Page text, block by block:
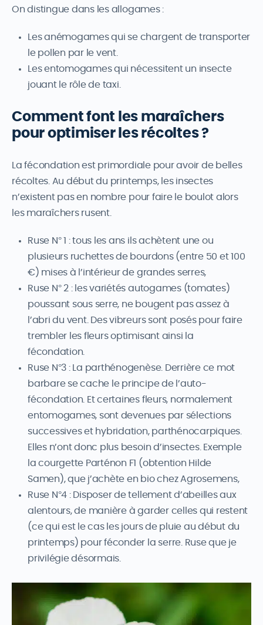
On distingue dans les allogames :
Les anémogames qui se chargent de transporter
le pollen par le vent.
Les entomogames qui nécessitent un insecte
jouant le rôle de taxi.
Comment font les maraîchers
pour optimiser les récoltes ?
La fécondation est primordiale pour avoir de belles
récoltes. Au début du printemps, les insectes
n’existent pas en nombre pour faire le boulot alors
les maraîchers rusent.
Ruse N° 1 : tous les ans ils achètent une ou
plusieurs ruchettes de bourdons (entre 50 et 100
€) mises à l’intérieur de grandes serres,
Ruse N° 2 : les variétés autogames (tomates)
poussant sous serre, ne bougent pas assez à
l’abri du vent. Des vibreurs sont posés pour faire
trembler les fleurs optimisant ainsi la
fécondation.
Ruse N°3 : La parthénogenèse. Derrière ce mot
barbare se cache le principe de l’auto-
fécondation. Et certaines fleurs, normalement
entomogames, sont devenues par sélections
successives et hybridation, parthénocarpiques.
Elles n’ont donc plus besoin d’insectes. Exemple
la courgette Parténon F1 (obtention Hilde
Samen), que j’achète en bio chez Agrosemens,
Ruse N°4 : Disposer de tellement d’abeilles aux
alentours, de manière à garder celles qui restent
(ce qui est le cas les jours de pluie au début du
printemps) pour féconder la serre. Ruse que je
privilégie désormais.